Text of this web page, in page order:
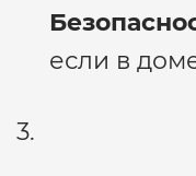
если в
3.